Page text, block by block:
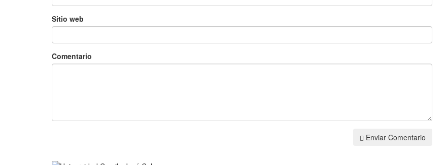
Sitio web
Comentario
Enviar Comentario